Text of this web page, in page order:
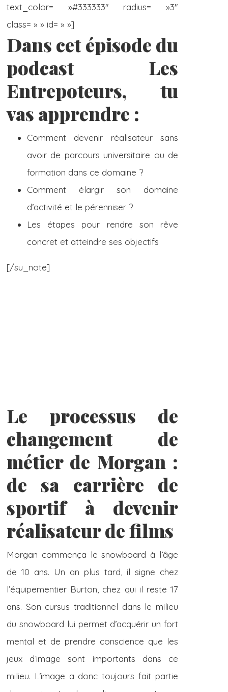
text_color= »#333333″ radius= »3″
class= » » id= » »]
Dans cet épisode du
podcast Les
Entrepoteurs, tu
vas apprendre :
Comment devenir réalisateur sans
avoir de parcours universitaire ou de
formation dans ce domaine ?
Comment élargir son domaine
d’activité et le pérenniser ?
Les étapes pour rendre son rêve
concret et atteindre ses objectifs
[/su_note]
Le processus de
changement de
métier de Morgan :
de sa carrière de
sportif à devenir
réalisateur de films
Morgan commença le snowboard à l’âge
de 10 ans. Un an plus tard, il signe chez
l’équipementier Burton, chez qui il reste 17
ans. Son cursus traditionnel dans le milieu
du snowboard lui permet d’acquérir un fort
mental et de prendre conscience que les
jeux d’image sont importants dans ce
milieu. L’image a donc toujours fait partie